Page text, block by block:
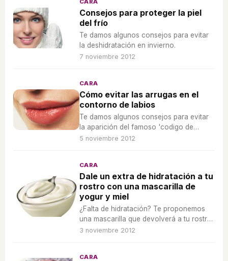
CARA
Consejos para proteger la piel
del frío
Te damos algunos consejos para evitar
la deshidratación en invierno.
7 noviembre 2012
CARA
Cómo evitar las arrugas en el
contorno de labios
Te damos algunos consejos para evitar
la aparición del famoso 'codigo de
barras'.
5 noviembre 2012
CARA
Dale un extra de hidratación a tu
rostro con una mascarilla de
yogur y miel
¿Falta de hidratación? Te proponemos
una mascarilla que devolverá a tu rostro
toda la nutrición que necesita.
3 noviembre 2012
CARA